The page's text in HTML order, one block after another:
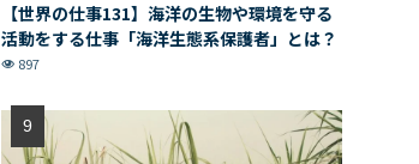
【世界の仕事131】海洋の生物や環境を守る
活動をする仕事「海洋生態系保護者」とは？
897